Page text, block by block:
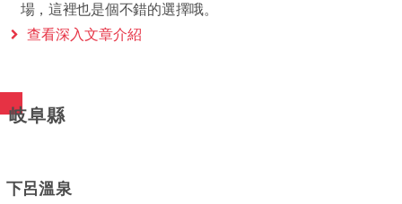
場，這裡也是個不錯的選擇哦。
查看深入文章介紹
岐阜縣
下呂溫泉